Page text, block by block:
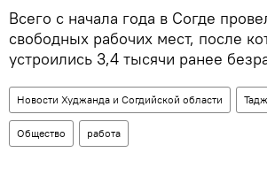
Всего с начала года в Согде
свободных рабочих мест, после
устроились 3,4 тысячи ранее
Новости Худжанда и Согдийской области
Общество работа